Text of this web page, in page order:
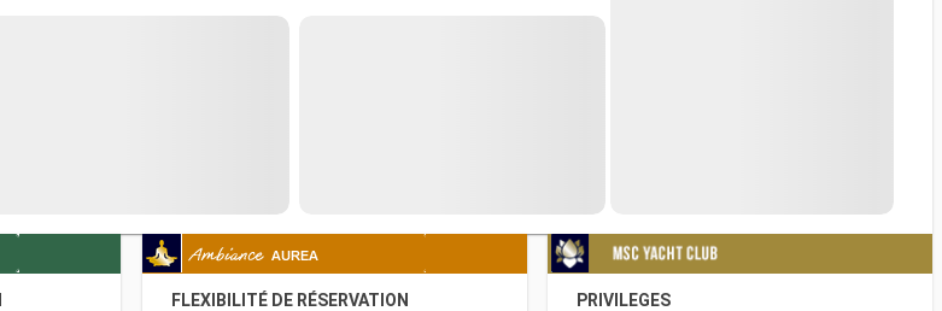
FLEXIBILITÉ DE RÉSERVATION
PRIVILEGES